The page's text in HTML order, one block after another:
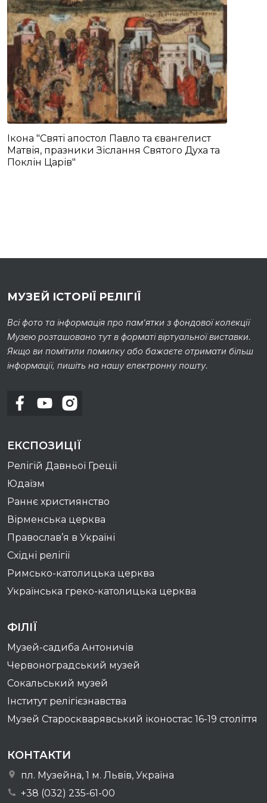
Ікона "Святі апостол Павло та євангелист
Матвія, празники Зіслання Святого Духа та
Поклін Царів"
МУЗЕЙ ІСТОРІЇ РЕЛІГІЇ
Всі фото та інформація про пам’ятки з фондової колекції
Музею розташовано тут в форматі віртуальної виставки.
Якщо ви помітили помилку або бажаєте отримати більш
інформації, пишіть на нашу електронну пошту.
ЕКСПОЗИЦІЇ
Релігій Давньої Греції
Юдаїзм
Раннє християнство
Вірменська церква
Православ’я в Україні
Східні релігії
Римсько-католицька церква
Українська греко-католицька церква
ФІЛІЇ
Музей-садиба Антоничів
Червоноградський музей
Сокальський музей
Інститут релігієзнавства
Музей Староскварявський іконостас 16-19 cтоліття
КОНТАКТИ
пл. Музейна, 1 м. Львів, Україна
+38 (032) 235-61-00